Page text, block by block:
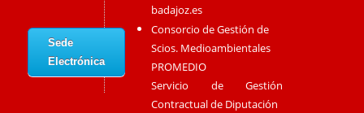
Sede
Electrónica
badajoz.es
Consorcio de Gestión de
Scios. Medioambientales
PROMEDIO
Servicio de Gestión
Contractual de Diputación